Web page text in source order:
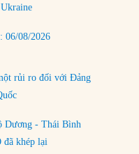
nhỏ sẽ luôn
06/08/2026
rủi ro đối với Đảng
Dương - Thái Bình
đã khép lại